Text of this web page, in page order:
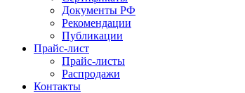
Документы РФ
Рекомендации
Публикации
Прайс-лист
Прайс-листы
Распродажи
Контакты